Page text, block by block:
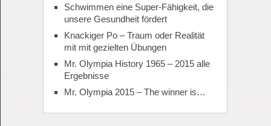
Schwimmen eine Super-Fähigkeit, die
unsere Gesundheit fördert
Knackiger Po – Traum oder Realität
mit mit gezielten Übungen
Mr. Olympia History 1965 – 2015 alle
Ergebnisse
Mr. Olympia 2015 – The winner is…